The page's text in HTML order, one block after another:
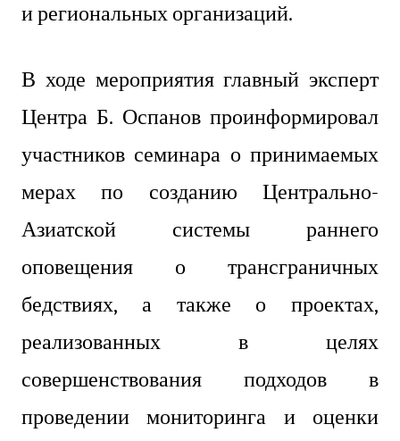
и региональных организаций.
В ходе мероприятия главный эксперт
Центра Б. Оспанов проинформировал
участников семинара о принимаемых
мерах по созданию Центрально-
Азиатской системы раннего
оповещения о трансграничных
бедствиях, а также о проектах,
реализованных в целях
совершенствования подходов в
проведении мониторинга и оценки